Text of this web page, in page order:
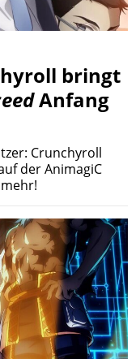
bringt
Anfang
Crunchyroll
der AnimagiC